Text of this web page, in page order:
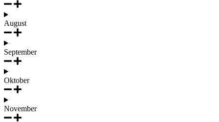
August
September
Oktober
November